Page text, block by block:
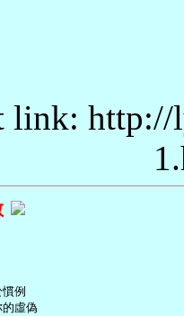
link:
例
虛偽